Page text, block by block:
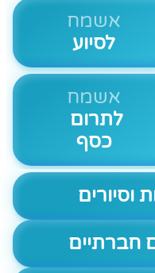
אשמח
לסיוע
אשמח
לתרום
כסף
וסיורים
חברתיים